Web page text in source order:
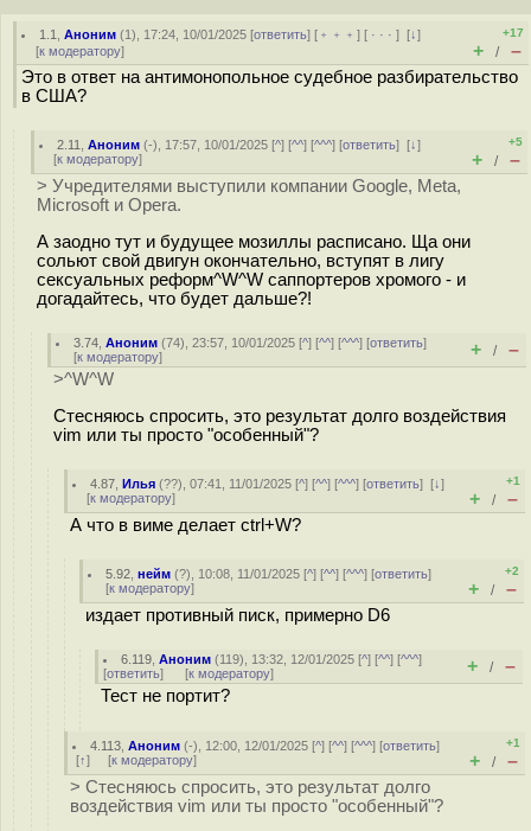
1.1 ,Аноним (1), 17:24, 10/01/2025 [ответить] [ ﹢﹢﹢] [ · · ·][↓]
[к модератору]
+17
+ / –
Это в ответ на антимонопольное судебное разбирательство
в США?
2.11 ,Аноним (-), 17:57, 10/01/2025 [^] [^^] [^^^] [ответить][↓]
[к модератору]
+5
+ / –
> Учредителями выступили компании Google, Meta,
Microsoft и Opera.
А заодно тут и будущее мозиллы расписано. Ща они
сольют свой двигун окончательно, вступят в лигу
сексуальных реформ^W^W саппортеров хромого - и
догадайтесь, что будет дальше?!
3.74 ,Аноним (74), 23:57, 10/01/2025 [^] [^^] [^^^] [ответить]
[к модератору] + / –
>^W^W
Стесняюсь спросить, это результат долго воздействия
vim или ты просто "особенный"?
4.87 ,Илья (??), 07:41, 11/01/2025 [^] [^^] [^^^] [ответить][↓]
[к модератору]
+1
+ / –
А что в виме делает ctrl+W?
5.92 ,нейм (?), 10:08, 11/01/2025 [^] [^^] [^^^] [ответить]
[к модератору]
+2
+ / –
издает противный писк, примерно D6
6.119 ,Аноним (119), 13:32, 12/01/2025 [^] [^^] [^^^]
[ответить] [к модератору] + / –
Тест не портит?
4.113 ,Аноним (-), 12:00, 12/01/2025 [^] [^^] [^^^] [ответить]
[↑] [к модератору]
+1
+ / –
> Стесняюсь спросить, это результат долго
воздействия vim или ты просто "особенный"?